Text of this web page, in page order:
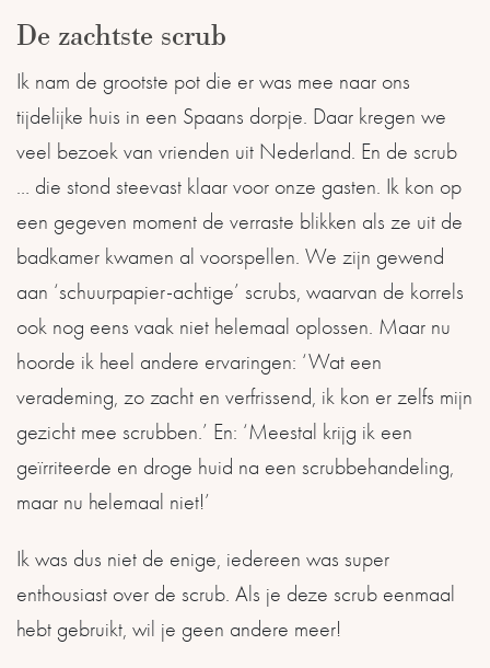
De zachtste scrub
Ik nam de grootste pot die er was mee naar ons
tijdelijke huis in een Spaans dorpje. Daar kregen we
veel bezoek van vrienden uit Nederland. En de scrub
… die stond steevast klaar voor onze gasten. Ik kon op
een gegeven moment de verraste blikken als ze uit de
badkamer kwamen al voorspellen. We zijn gewend
aan ‘schuurpapier-achtige’ scrubs, waarvan de korrels
ook nog eens vaak niet helemaal oplossen. Maar nu
hoorde ik heel andere ervaringen: ‘Wat een
verademing, zo zacht en verfrissend, ik kon er zelfs mijn
gezicht mee scrubben.’ En: ‘Meestal krijg ik een
geïrriteerde en droge huid na een scrubbehandeling,
maar nu helemaal niet!’
Ik was dus niet de enige, iedereen was super
enthousiast over de scrub. Als je deze scrub eenmaal
hebt gebruikt, wil je geen andere meer!